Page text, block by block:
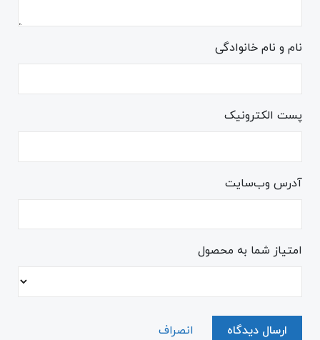
نام و نام خانوادگی
پست الکترونیک
آدرس وب‌سایت
امتیاز شما به محصول
ارسال دیدگاه انصراف